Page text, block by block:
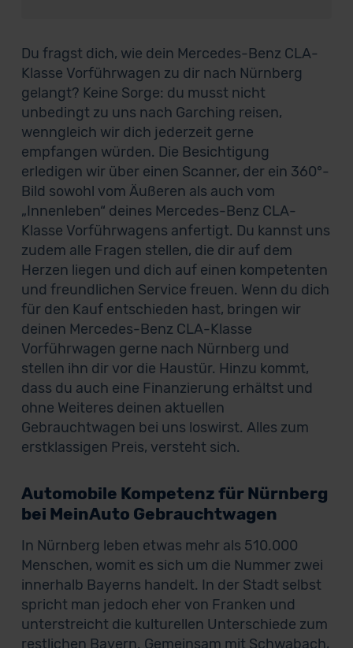
Du fragst dich, wie dein Mercedes-Benz CLA-
Klasse Vorführwagen zu dir nach Nürnberg
gelangt? Keine Sorge: du musst nicht
unbedingt zu uns nach Garching reisen,
wenngleich wir dich jederzeit gerne
empfangen würden. Die Besichtigung
erledigen wir über einen Scanner, der ein 360°-
Bild sowohl vom Äußeren als auch vom
„Innenleben“ deines Mercedes-Benz CLA-
Klasse Vorführwagens anfertigt. Du kannst uns
zudem alle Fragen stellen, die dir auf dem
Herzen liegen und dich auf einen kompetenten
und freundlichen Service freuen. Wenn du dich
für den Kauf entschieden hast, bringen wir
deinen Mercedes-Benz CLA-Klasse
Vorführwagen gerne nach Nürnberg und
stellen ihn dir vor die Haustür. Hinzu kommt,
dass du auch eine Finanzierung erhältst und
ohne Weiteres deinen aktuellen
Gebrauchtwagen bei uns loswirst. Alles zum
erstklassigen Preis, versteht sich.
Automobile Kompetenz für Nürnberg
bei MeinAuto Gebrauchtwagen
In Nürnberg leben etwas mehr als 510.000
Menschen, womit es sich um die Nummer zwei
innerhalb Bayerns handelt. In der Stadt selbst
spricht man jedoch eher von Franken und
unterstreicht die kulturellen Unterschiede zum
restlichen Bayern. Gemeinsam mit Schwabach,